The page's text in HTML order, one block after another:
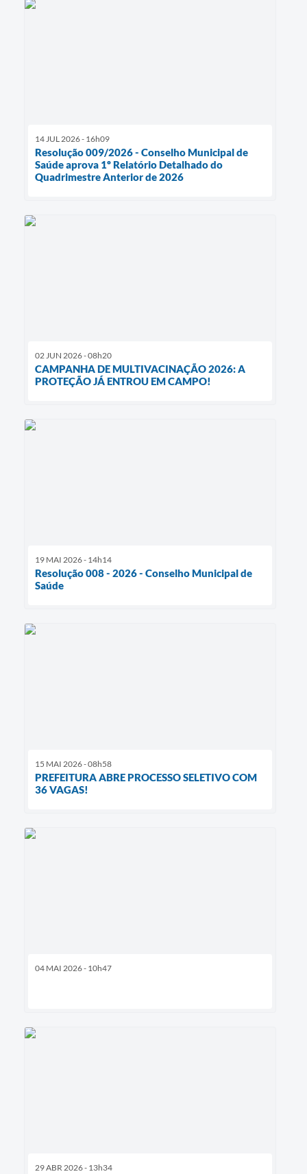
14 JUL 2026 - 16h09
Resolução 009/2026 - Conselho Municipal de
Saúde aprova 1º Relatório Detalhado do
Quadrimestre Anterior de 2026
02 JUN 2026 - 08h20
CAMPANHA DE MULTIVACINAÇÃO 2026: A
PROTEÇÃO JÁ ENTROU EM CAMPO!
19 MAI 2026 - 14h14
Resolução 008 - 2026 - Conselho Municipal de
Saúde
15 MAI 2026 - 08h58
PREFEITURA ABRE PROCESSO SELETIVO COM
36 VAGAS!
04 MAI 2026 - 10h47
29 ABR 2026 - 13h34